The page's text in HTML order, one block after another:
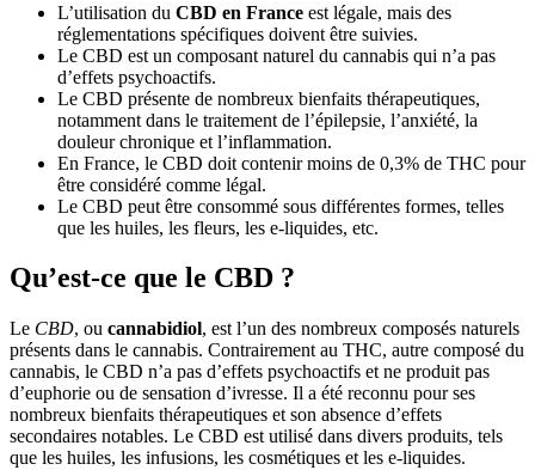
L’utilisation du CBD en France est légale, mais des
réglementations spécifiques doivent être suivies.
Le CBD est un composant naturel du cannabis qui n’a pas
d’effets psychoactifs.
Le CBD présente de nombreux bienfaits thérapeutiques,
notamment dans le traitement de l’épilepsie, l’anxiété, la
douleur chronique et l’inflammation.
En France, le CBD doit contenir moins de 0,3% de THC pour
être considéré comme légal.
Le CBD peut être consommé sous différentes formes, telles
que les huiles, les fleurs, les e-liquides, etc.
Qu’est-ce que le CBD ?
Le CBD, ou cannabidiol, est l’un des nombreux composés naturels
présents dans le cannabis. Contrairement au THC, autre composé du
cannabis, le CBD n’a pas d’effets psychoactifs et ne produit pas
d’euphorie ou de sensation d’ivresse. Il a été reconnu pour ses
nombreux bienfaits thérapeutiques et son absence d’effets
secondaires notables. Le CBD est utilisé dans divers produits, tels
que les huiles, les infusions, les cosmétiques et les e-liquides.